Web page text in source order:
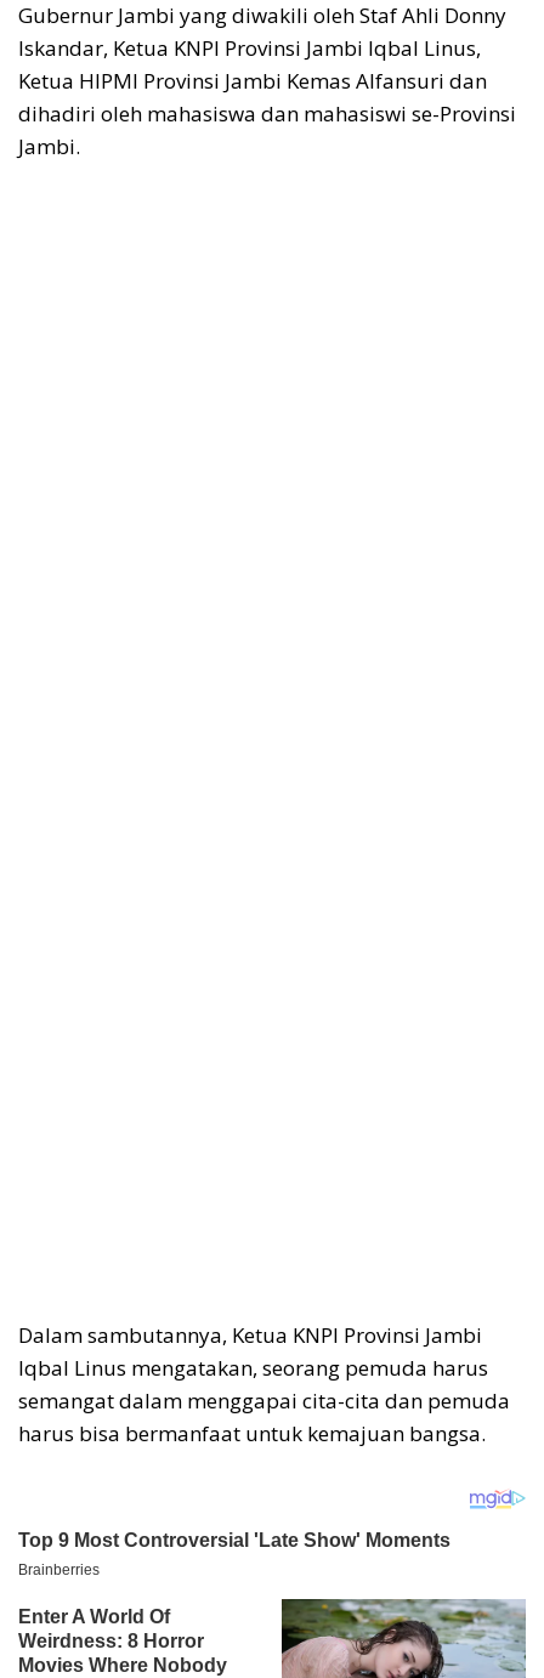
Gubernur Jambi yang diwakili oleh Staf Ahli Donny
Iskandar, Ketua KNPI Provinsi Jambi Iqbal Linus,
Ketua HIPMI Provinsi Jambi Kemas Alfansuri dan
dihadiri oleh mahasiswa dan mahasiswi se-Provinsi
Jambi.
Dalam sambutannya, Ketua KNPI Provinsi Jambi
Iqbal Linus mengatakan, seorang pemuda harus
semangat dalam menggapai cita-cita dan pemuda
harus bisa bermanfaat untuk kemajuan bangsa.